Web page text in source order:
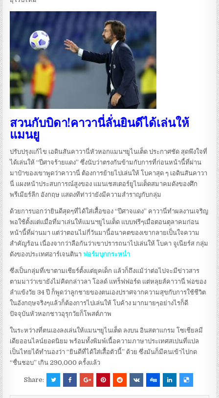
สวนกับบิดา!คาวานี่ลั่นยินดีได้เล่นให้
แมนยู
ปรับปรุงแก้ไข เอดินสันคาวานี่หัวหอกแมนฯยูไนเต็ด ประกาศชัด สุดพึงใจที่
ได้เล่นให้ “ปีศาจร้ายแดง” ซึ่งนับว่าตรงกันข้ามกับการที่ก่อนหน้านี้ที่ผ่าน
มาป๋าของเขาพูดว่าคาวานี่ ต้องการย้ายไปเล่นให้ โบคาสุด ๆ เอดินสันคาวา
นี่ แผงหน้าประสบการณ์สูงของ แมนเชสเตอร์ยูไนเต็ดสมาคมดังของศึก
พรีเมียร์ลีก อังกฤษ แสดงทีท่าว่ายังมีความสำราญกับกลุ่ม
ด้วยการบอกว่ายินดีสุดๆที่ได้ใส่เสื้อของ “ปีศาจแดง” คาวานี่ทำผลงานเจริญ
พอใช้ตั้งแต่แมื่อที่มาเล่นให้แมนฯยูไนเต็ด แบบฟรีๆเมื่อตอนตุลาคมก่อน
หน้านี้ที่ผ่านมา แต่ว่าตอนไม่กี่วันมานี้อนาคตของเขากลายเป็นใจความ
สำคัญร้อน เนื่องจากว่าลือกันว่าเขาปรารถนาไปเล่นให้ โบคา จูเนียร์ส กลุ่ม
ดังของประเทศอาร์เจนตินา ฟอร์มบุกกระหน่ำ
ซึ่งเป็นกลุ่มที่เขาตามเชียร์ตั้งแต่ยุคเด็ก แล้วก็ถึงแม้ว่าต่อไปจะมีข่าวสาร
ตามมาว่าเขายังไม่คิดกล่าวลา โอลด์ แทร็ฟฟอร์ด แต่หลุยส์คาวานี่ พ่อของ
ลำแข้งวัย 34 ปี ก็พูดว่าลูกชายของตนเองปราศจากความสุขกับการใช้ชีวิต
ในอังกฤษจริงๆแล้วก็ต้องการไปเล่นให้ โบค้าง มากมายๆอย่างไรก็ดี
ปัจจุบันหัวหอกชาวอุรุกวัยก็โพสต์ภาพ
ในระหว่างที่ตนเองลงเล่นให้แมนฯยูไนเต็ด ลงบน อินสตาแกรม โซเชียลมี
เดียออนไลน์ยอดนิยม พร้อมทั้งพิมพ์เนื้อความภาษาประเทศสเปนที่แปล
เป็นไทยได้ทำนองว่า “ยินดีที่ได้ใส่เสื้อตัวนี้” ด้วย ซึ่งมันก็มีคนเข้าไปกด
“ชื่นชอบ” เกิน 290,000 ครั้งแล้ว
Share: